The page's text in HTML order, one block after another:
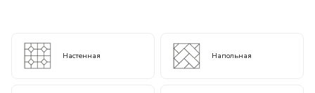
Настенная Напольная